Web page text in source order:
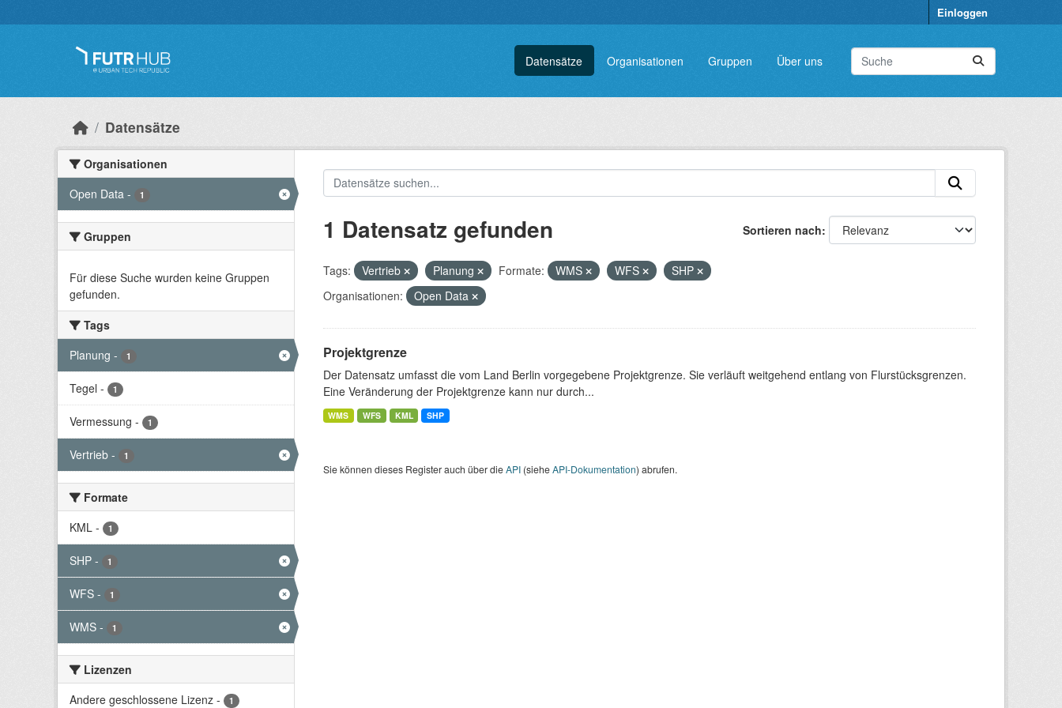
Einloggen
Datensätze Organisationen Gruppen Über uns
Datensätze
Organisationen
Open Data - 1
Gruppen
Für diese Suche wurden keine Gruppen
gefunden.
Tags
Planung - 1
Tegel - 1
Vermessung - 1
Vertrieb - 1
Formate
KML - 1
SHP - 1
WFS - 1
WMS - 1
Lizenzen
Andere geschlossene Lizenz - 1
Sortieren nach
1 Datensatz gefunden
Tags: Vertrieb Planung Formate: WMS WFS
SHP
Organisationen:
Open Data
Projektgrenze
Der Datensatz umfasst die vom Land Berlin vorgegebene Projektgrenze. Sie verläuft weitgehend entlang von Flurstücksgrenzen.
Eine Veränderung der Projektgrenze kann nur durch...
WMS WFS KML SHP
Sie können dieses Register auch über dieAPI(sieheAPI-Dokumentation) abrufen.